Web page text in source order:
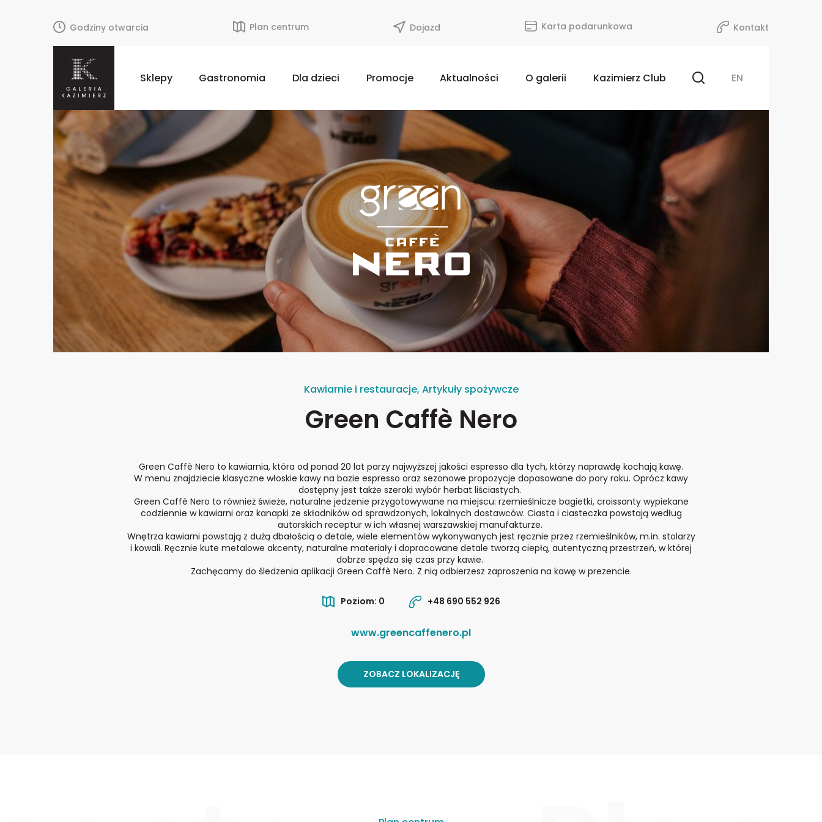
Godziny otwarcia Plan centrum Dojazd Karta podarunkowa Kontakt
Sklepy Gastronomia Dla dzieci Promocje Aktualności O galerii Kazimierz Club EN
Kawiarnie i restauracje, Artykuły spożywcze
Green Caffè Nero
Green Caffè Nero to kawiarnia, która od ponad 20 lat parzy najwyższej jakości espresso dla tych, którzy naprawdę kochają kawę.
W menu znajdziecie klasyczne włoskie kawy na bazie espresso oraz sezonowe propozycje dopasowane do pory roku. Oprócz kawy
dostępny jest także szeroki wybór herbat liściastych.
Green Caffè Nero to również świeże, naturalne jedzenie przygotowywane na miejscu: rzemieślnicze bagietki, croissanty wypiekane
codziennie w kawiarni oraz kanapki ze składników od sprawdzonych, lokalnych dostawców. Ciasta i ciasteczka powstają według
autorskich receptur w ich własnej warszawskiej manufakturze.
Wnętrza kawiarni powstają z dużą dbałością o detale, wiele elementów wykonywanych jest ręcznie przez rzemieślników, m.in. stolarzy
i kowali. Ręcznie kute metalowe akcenty, naturalne materiały i dopracowane detale tworzą ciepłą, autentyczną przestrzeń, w której
dobrze spędza się czas przy kawie.
Zachęcamy do śledzenia aplikacji Green Caffè Nero. Z nią odbierzesz zaproszenia na kawę w prezencie.
Poziom: 0 +48 690 552 926
www.greencaffenero.pl
ZOBACZ LOKALIZACJĘ